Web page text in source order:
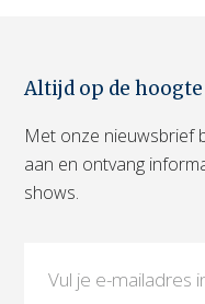
Altijd op de hoogte
Met onze nieuwsbrief
aan en ontvang
shows.